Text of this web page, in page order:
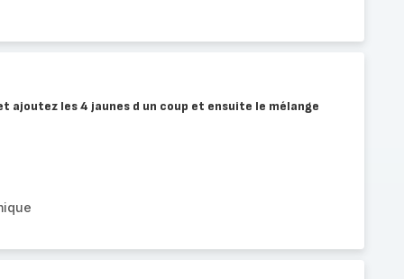
ajoutez les 4 jaunes d un coup et ensuite le mélange